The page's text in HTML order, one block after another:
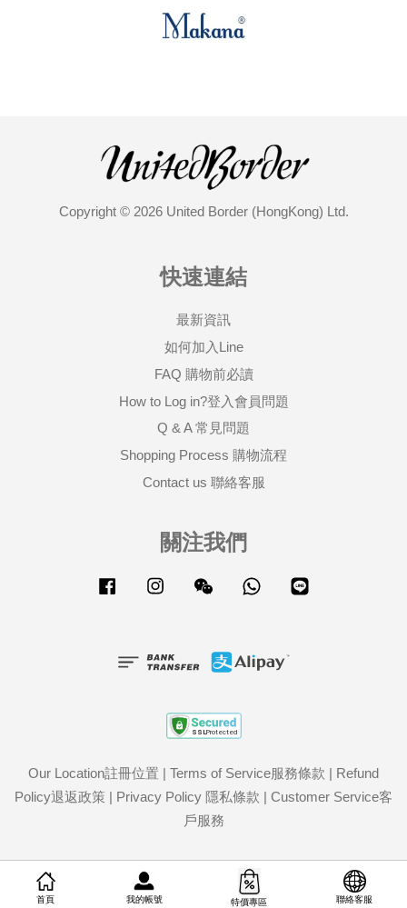
Copyright © 2026 United Border (HongKong) Ltd.
快速連結
最新資訊
如何加入Line
FAQ 購物前必讀
How to Log in?登入會員問題
Q & A 常見問題
Shopping Process 購物流程
Contact us 聯絡客服
關注我們
Facebook Instagram Wechat Whatsapp
Our Location註冊位置 | Terms of Service服務條款 | Refund
Policy退返政策 | Privacy Policy 隱私條款 | Customer Service客
戶服務
首頁 我的帳號 特價專區 聯絡客服